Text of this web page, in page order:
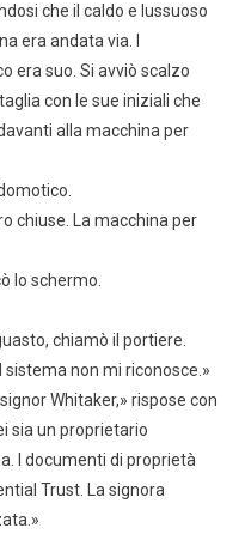
che il caldo e lussuoso
era andata via. I
era suo. Si avviò scalzo
con le sue iniziali che
alla macchina per
chiuse. La macchina per
lo schermo.
chiamò il portiere.
sistema non mi riconosce.»
Whitaker,» rispose con
sia un proprietario
I documenti di proprietà
Trust. La signora